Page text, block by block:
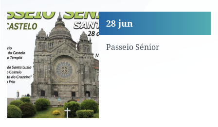
Passeio Sénior
Passeio Sénior
28 jun